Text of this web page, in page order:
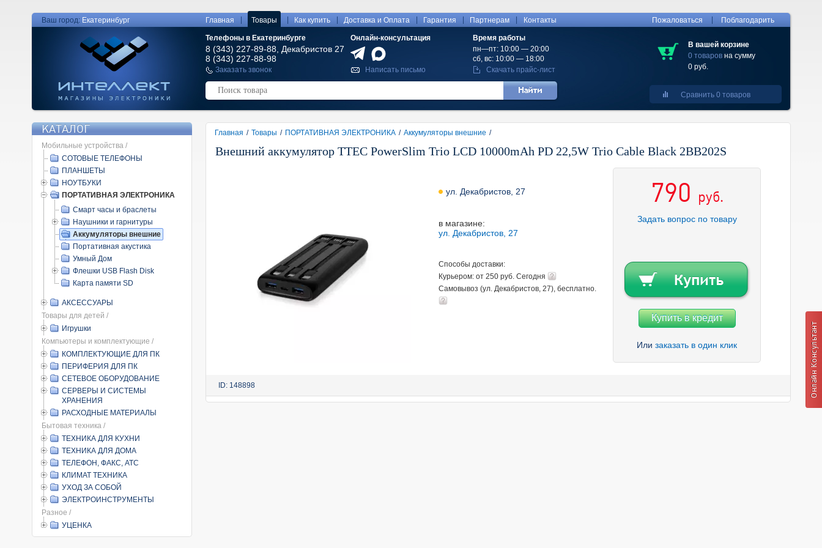
Ваш город: Екатеринбург Главная Товары Как купить Доставка и Оплата Гарантия Партнерам Контакты
Телефоны в Екатеринбурге
8 (343) 227-89-88, Декабристов 27
8 (343) 227-88-98
Онлайн-консультация
Время работы
пн—пт: 10:00 — 20:00
сб, вс: 10:00 — 18:00
Заказать звонок
Написать письмо Скачать прайс-лист
Пожаловаться Поблагодарить
В вашей корзине
0 товаров на сумму
0 руб.
Сравнить 0 товаров
КАТАЛОГ
Мобильные устройства /
СОТОВЫЕ ТЕЛЕФОНЫ
ПЛАНШЕТЫ
НОУТБУКИ
ПОРТАТИВНАЯ ЭЛЕКТРОНИКА
Смарт часы и браслеты
Наушники и гарнитуры
Аккумуляторы внешние
Портативная акустика
Умный Дом
Флешки USB Flash Disk
Карта памяти SD
АКСЕССУАРЫ
Товары для детей /
Игрушки
Компьютеры и комплектующие /
КОМПЛЕКТУЮЩИЕ ДЛЯ ПК
ПЕРИФЕРИЯ ДЛЯ ПК
СЕТЕВОЕ ОБОРУДОВАНИЕ
СЕРВЕРЫ И СИСТЕМЫ
ХРАНЕНИЯ
РАСХОДНЫЕ МАТЕРИАЛЫ
Бытовая техника /
ТЕХНИКА ДЛЯ КУХНИ
ТЕХНИКА ДЛЯ ДОМА
ТЕЛЕФОН, ФАКС, АТС
КЛИМАТ ТЕХНИКА
УХОД ЗА СОБОЙ
ЭЛЕКТРОИНСТРУМЕНТЫ
Разное /
УЦЕНКА
Главная / Товары / ПОРТАТИВНАЯ ЭЛЕКТРОНИКА / Аккумуляторы внешние /
Внешний аккумулятор TTEC PowerSlim Trio LCD 10000mAh PD 22,5W Trio Cable Black 2BB202S
ул. Декабристов, 27
в магазине:
ул. Декабристов, 27
Способы доставки:
Курьером: от 250 руб. Сегодня
Самовывоз (ул. Декабристов, 27), бесплатно.
790 руб.
Задать вопрос по товару
Купить в кредит
Или заказать в один клик
ID: 148898